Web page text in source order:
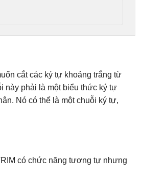
cắt các ký tự khoảng trắng từ
này phải là một biểu thức ký tự
Nó có thể là một chuỗi ký tự,
có chức năng tương tự nhưng